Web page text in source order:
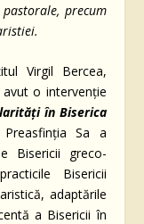
precum
Virgil Bercea,
o intervenție
în Biserica
Sa a
Bisericii greco-
Bisericii
adaptările
a Bisericii în